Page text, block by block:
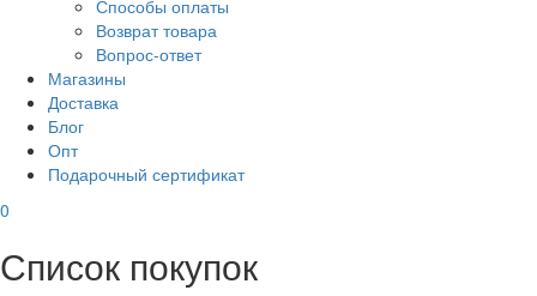
Способы оплаты
Возврат товара
Вопрос-ответ
Магазины
Доставка
Блог
Опт
Подарочный сертификат
0
Список покупок